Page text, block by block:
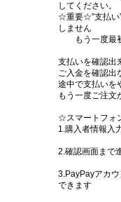
してください。
☆重要☆”支払い
しません
もう一度最初
支払いを確認出
ご入金を確認出
途中で支払いを
もう一度ご注文
☆スマートフォ
1.購入者情報入
2.確認画面まで
3.PayPayアカ
できます